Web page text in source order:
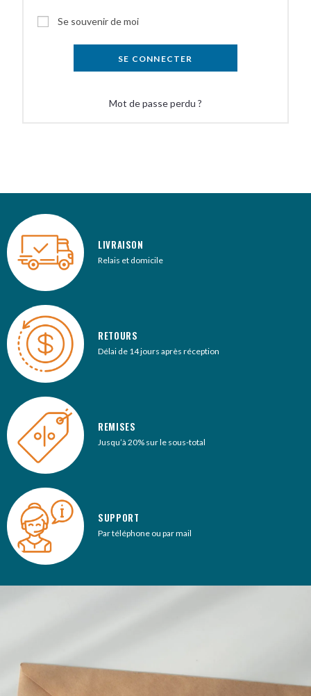
A
e
Se souvenir de moi
SE CONNECTER
Mot de passe perdu ?
LIVRAISON
Relais et domicile
RETOURS
Délai de 14 jours après réception
REMISES
Jusqu’à 20% sur le sous-total
SUPPORT
Par téléphone ou par mail